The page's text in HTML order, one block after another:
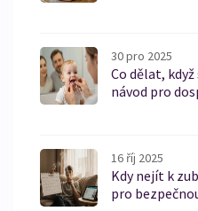
30 pro 2025
Co dělat,
návod pro
16 říj 2025
Kdy nejít k
pro